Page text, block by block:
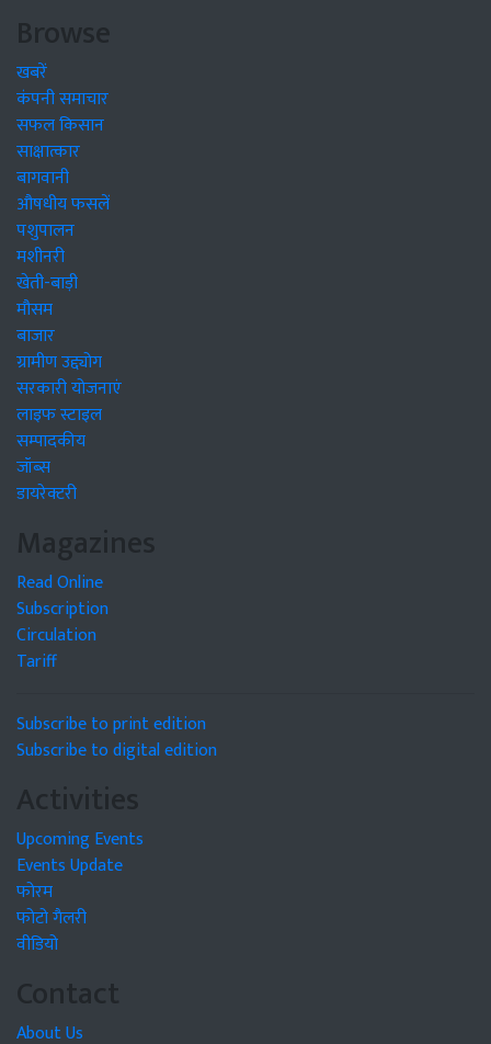
Browse
खबरें
कंपनी समाचार
सफल किसान
साक्षात्कार
बागवानी
औषधीय फसलें
पशुपालन
मशीनरी
खेती-बाड़ी
मौसम
बाजार
ग्रामीण उद्द्योग
सरकारी योजनाएं
लाइफ स्टाइल
सम्पादकीय
जॉब्स
डायरेक्टरी
Magazines
Read Online
Subscription
Circulation
Tariff
Subscribe to print edition
Subscribe to digital edition
Activities
Upcoming Events
Events Update
फोरम
फोटो गैलरी
वीडियो
Contact
About Us